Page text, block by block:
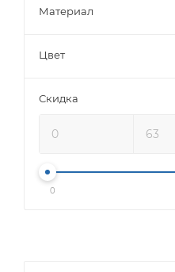
Материал
Цвет
Скидка
0